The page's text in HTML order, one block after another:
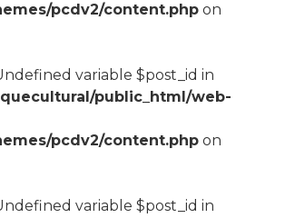
pcdv2/content.phpon
variable $post_id in
public_html/web-
pcdv2/content.phpon
variable $post_id in